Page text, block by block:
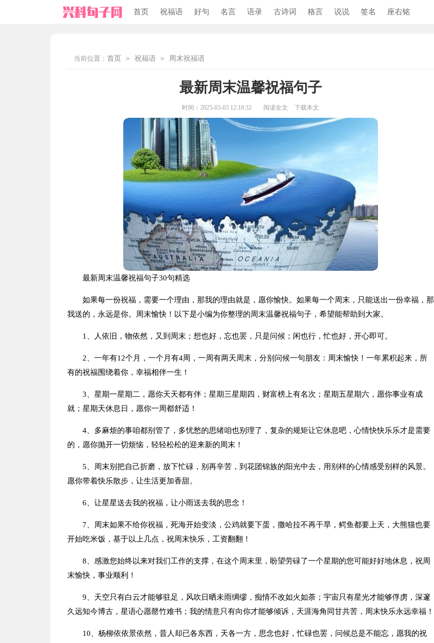
首页 祝福语 好句 名言 语录 古诗词 格言 说说 签名 座右铭
当前位置： 首页 > 祝福语 > 周末祝福语
最新周末温馨祝福句子
时间：2025-03-03 12:10:32 阅读全文 下载本文
最新周末温馨祝福句子30句精选
如果每一份祝福，需要一个理由，那我的理由就是，愿你愉快。如果每一个周末，只能送出一份幸福，那
我送的，永远是你。周末愉快！以下是小编为你整理的周末温馨祝福句子，希望能帮助到大家。
1、人依旧，物依然，又到周末；想也好，忘也罢，只是问候；闲也行，忙也好，开心即可。
2、一年有12个月，一个月有4周，一周有两天周末，分别问候一句朋友：周末愉快！一年累积起来，所
有的祝福围绕着你，幸福相伴一生！
3、星期一星期二，愿你天天都有伴；星期三星期四，财富榜上有名次；星期五星期六，愿你事业有成
就；星期天休息日，愿你一周都舒适！
4、多麻烦的事咱都别管了，多忧愁的思绪咱也别理了，复杂的规矩让它休息吧，心情快快乐乐才是需要
的，愿你抛开一切烦恼，轻轻松松的迎来新的周末！
5、周末别把自己折磨，放下忙碌，别再辛苦，到花团锦族的阳光中去，用别样的心情感受别样的风景。
愿你带着快乐散步，让生活更加香甜。
6、让星星送去我的祝福，让小雨送去我的思念！
7、周末如果不给你祝福，死海开始变淡，公鸡就要下蛋，撒哈拉不再干旱，鳄鱼都要上天，大熊猫也要
开始吃米饭，基于以上几点，祝周末快乐，工资翻翻！
8、感激您始终以来对我们工作的支撑，在这个周末里，盼望劳碌了一个星期的您可能好好地休息，祝周
末愉快，事业顺利！
9、天空只有白云才能够驻足，风吹日晒未雨绸缪，痴情不改如火如荼；宇宙只有星光才能够俘虏，深邃
久远知今博古，星语心愿罄竹难书；我的情意只有向你才能够倾诉，天涯海角同甘共苦，周末快乐永远幸福！
10、杨柳依依景依然，昔人却已各东西，天各一方，思念也好，忙碌也罢，问候总是不能忘，愿我的祝